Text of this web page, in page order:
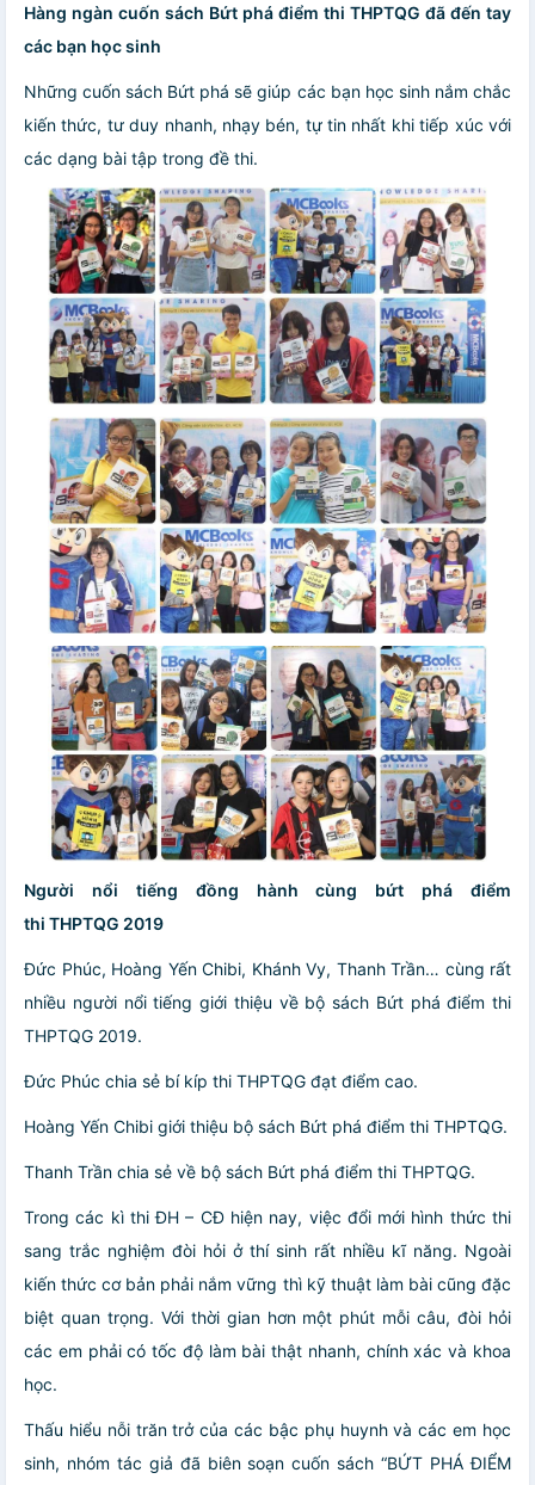
Hàng ngàn cuốn sách Bứt phá điểm thi THPTQG đã đến tay
các bạn học sinh
Những cuốn sách Bứt phá sẽ giúp các bạn học sinh nắm chắc
kiến thức, tư duy nhanh, nhạy bén, tự tin nhất khi tiếp xúc với
các dạng bài tập trong đề thi.
Người nổi tiếng đồng hành cùng bứt phá điểm
thi THPTQG 2019
Đức Phúc, Hoàng Yến Chibi, Khánh Vy, Thanh Trần… cùng rất
nhiều người nổi tiếng giới thiệu về bộ sách Bứt phá điểm thi
THPTQG 2019.
Đức Phúc chia sẻ bí kíp thi THPTQG đạt điểm cao.
Hoàng Yến Chibi giới thiệu bộ sách Bứt phá điểm thi THPTQG.
Thanh Trần chia sẻ về bộ sách Bứt phá điểm thi THPTQG.
Trong các kì thi ĐH – CĐ hiện nay, việc đổi mới hình thức thi
sang trắc nghiệm đòi hỏi ở thí sinh rất nhiều kĩ năng. Ngoài
kiến thức cơ bản phải nắm vững thì kỹ thuật làm bài cũng đặc
biệt quan trọng. Với thời gian hơn một phút mỗi câu, đòi hỏi
các em phải có tốc độ làm bài thật nhanh, chính xác và khoa
học.
Thấu hiểu nỗi trăn trở của các bậc phụ huynh và các em học
sinh, nhóm tác giả đã biên soạn cuốn sách “BỨT PHÁ ĐIỂM